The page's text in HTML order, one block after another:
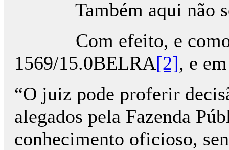
Também aqui não se
Com efeito, e como se
1569/15.0BELRA[2], e
“O juiz pode proferir
alegados pela Fazenda
conhecimento oficioso,